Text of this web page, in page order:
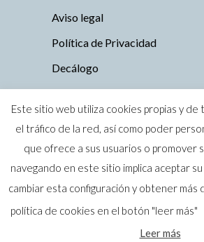
Aviso legal
Política de Privacidad
Decálogo
Todos los derechos
perro es bienvenido ·
Marca Nacional nº 4004374
Patentes y Marcas)
Este sitio web utiliza cookies propias y
el tráfico de la red, así como poder
que ofrece a sus usuarios o promover
navegando en este sitio implica aceptar
cambiar esta configuración y obtener
política de cookies en el botón "leer más"
Leer más